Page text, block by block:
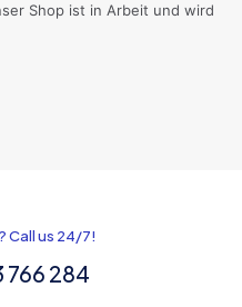
Shop ist in Arbeit und wird
Call us 24/7!
766 284